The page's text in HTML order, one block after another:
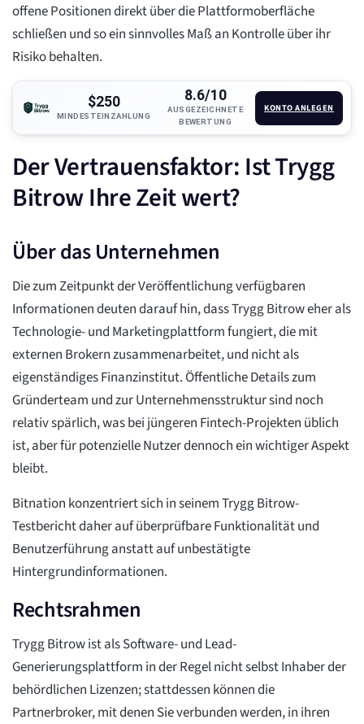
offene Positionen direkt über die Plattformoberfläche
schließen und so ein sinnvolles Maß an Kontrolle über ihr
Risiko behalten.
$250
MINDESTEINZAHLUNG
8.6/10
AUSGEZEICHNETE
BEWERTUNG
KONTO ANLEGEN
Der Vertrauensfaktor: Ist Trygg
Bitrow Ihre Zeit wert?
Über das Unternehmen
Die zum Zeitpunkt der Veröffentlichung verfügbaren
Informationen deuten darauf hin, dass Trygg Bitrow eher als
Technologie- und Marketingplattform fungiert, die mit
externen Brokern zusammenarbeitet, und nicht als
eigenständiges Finanzinstitut. Öffentliche Details zum
Gründerteam und zur Unternehmensstruktur sind noch
relativ spärlich, was bei jüngeren Fintech-Projekten üblich
ist, aber für potenzielle Nutzer dennoch ein wichtiger Aspekt
bleibt.
Bitnation konzentriert sich in seinem Trygg Bitrow-
Testbericht daher auf überprüfbare Funktionalität und
Benutzerführung anstatt auf unbestätigte
Hintergrundinformationen.
Rechtsrahmen
Trygg Bitrow ist als Software- und Lead-
Generierungsplattform in der Regel nicht selbst Inhaber der
behördlichen Lizenzen; stattdessen können die
Partnerbroker, mit denen Sie verbunden werden, in ihren